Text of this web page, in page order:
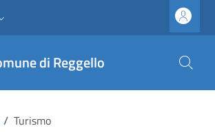
di Reggello
pane
/ Turismo